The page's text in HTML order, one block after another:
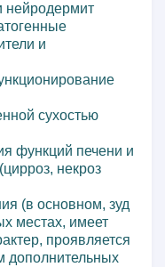
нейродермит
и
сухостью
функций печени и
некроз
(в основном, зуд
местах, имеет
проявляется
дополнительных